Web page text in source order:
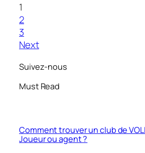
1
2
3
Next
Suivez-nous
Must Read
Comment trouver un club de
Joueur ou agent ?